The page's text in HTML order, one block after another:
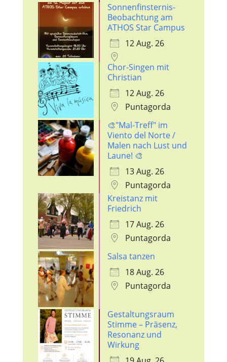
Sonnenfinsternis-
Beobachtung am
ATHOS Star Campus
12 Aug. 26
Chor-Singen mit
Christian
12 Aug. 26
Puntagorda
🎨"Mal-Treff" im
Viento del Norte /
Malen nach Lust und
Laune! 🎨
13 Aug. 26
Puntagorda
Kreistanz mit
Friedrich
17 Aug. 26
Puntagorda
Salsa tanzen
18 Aug. 26
Puntagorda
Gestaltungsraum
Stimme – Präsenz,
Resonanz und
Wirkung